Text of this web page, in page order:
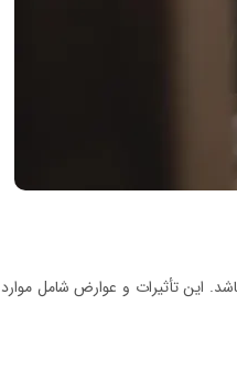
این تأثیرات و عوارض شامل موارد